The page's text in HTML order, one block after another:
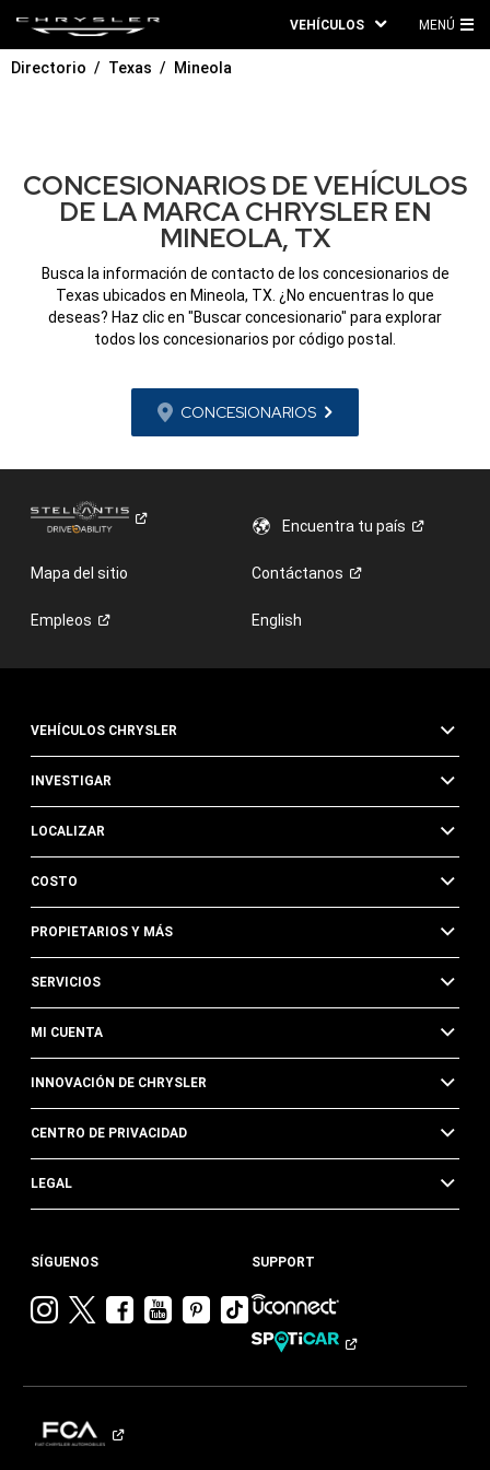
VEHÍCULOS MENÚ
Directorio Texas Mineola
CONCESIONARIOS DE VEHÍCULOS
DE LA MARCA CHRYSLER EN
MINEOLA, TX
Busca la información de contacto de los concesionarios de
Texas ubicados en Mineola, TX. ¿No encuentras lo que
deseas? Haz clic en "Buscar concesionario" para explorar
todos los concesionarios por código postal.
CONCESIONARIOS
Encuentra tupaís
Mapa del sitio Contáctanos
Empleos English
VEHÍCULOS CHRYSLER
INVESTIGAR
LOCALIZAR
COSTO
PROPIETARIOS Y MÁS
SERVICIOS
MI CUENTA
INNOVACIÓN DE CHRYSLER
CENTRO DE PRIVACIDAD
LEGAL
SÍGUENOS
VisitarVisitarVisitar
Chrysler en
Visitar
Chrysler en
Visitar
Chrysler en
Pinterest
Visita
Chrysler
Tik
SUPPORT